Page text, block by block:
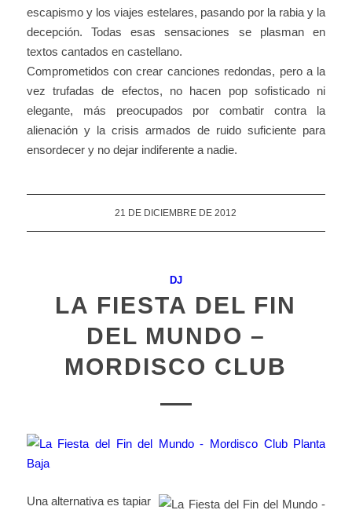
escapismo y los viajes estelares, pasando por la rabia y la
decepción. Todas esas sensaciones se plasman en
textos cantados en castellano.
Comprometidos con crear canciones redondas, pero a la
vez trufadas de efectos, no hacen pop sofisticado ni
elegante, más preocupados por combatir contra la
alienación y la crisis armados de ruido suficiente para
ensordecer y no dejar indiferente a nadie.
21 DE DICIEMBRE DE 2012
DJ
LA FIESTA DEL FIN
DEL MUNDO –
MORDISCO CLUB
Una alternativa es tapiar